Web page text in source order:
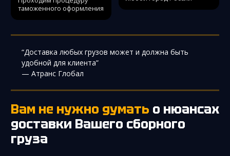
таможенного оформления
“Доставка любых грузов может и должна быть
удобной для клиента”
— Атранс Глобал
Вам не нужно думать о нюансах
доставки Вашего сборного
груза